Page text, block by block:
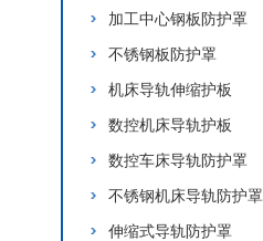
加工中心钢板防护罩
不锈钢板防护罩
机床导轨伸缩护板
数控机床导轨护板
数控车床导轨防护罩
不锈钢机床导轨防护罩
伸缩式导轨防护罩